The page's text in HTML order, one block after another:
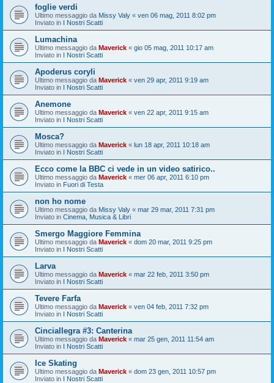
foglie verdi
Ultimo messaggio da Missy Valy « ven 06 mag, 2011 8:02 pm
Inviato in I Nostri Scatti
Lumachina
Ultimo messaggio da Maverick « gio 05 mag, 2011 10:17 am
Inviato in I Nostri Scatti
Apoderus coryli
Ultimo messaggio da Maverick « ven 29 apr, 2011 9:19 am
Inviato in I Nostri Scatti
Anemone
Ultimo messaggio da Maverick « ven 22 apr, 2011 9:15 am
Inviato in I Nostri Scatti
Mosca?
Ultimo messaggio da Maverick « lun 18 apr, 2011 10:18 am
Inviato in I Nostri Scatti
Ecco come la BBC ci vede in un video satirico..
Ultimo messaggio da Maverick « mer 06 apr, 2011 6:10 pm
Inviato in Fuori di Testa
non ho nome
Ultimo messaggio da Missy Valy « mar 29 mar, 2011 7:31 pm
Inviato in Cinema, Musica & Libri
Smergo Maggiore Femmina
Ultimo messaggio da Maverick « dom 20 mar, 2011 9:25 pm
Inviato in I Nostri Scatti
Larva
Ultimo messaggio da Maverick « mar 22 feb, 2011 3:50 pm
Inviato in I Nostri Scatti
Tevere Farfa
Ultimo messaggio da Maverick « ven 04 feb, 2011 7:32 pm
Inviato in I Nostri Scatti
Cinciallegra #3: Canterina
Ultimo messaggio da Maverick « mar 25 gen, 2011 11:54 am
Inviato in I Nostri Scatti
Ice Skating
Ultimo messaggio da Maverick « dom 23 gen, 2011 10:57 pm
Inviato in I Nostri Scatti